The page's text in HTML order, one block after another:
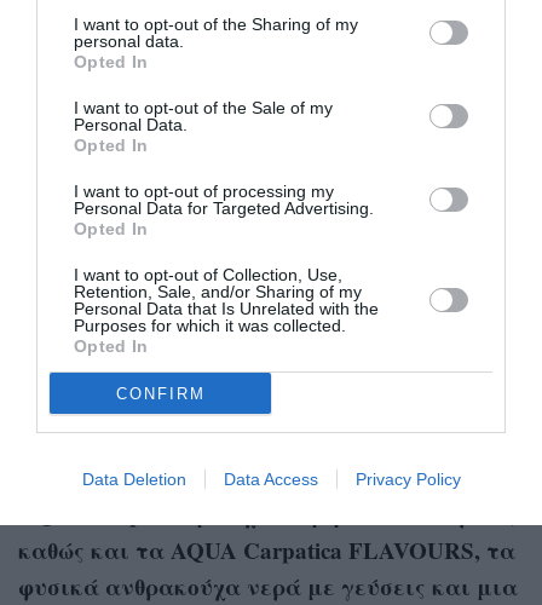
I want to opt-out of the Sharing of my
personal data.
Opted In
I want to opt-out of the Sale of my
Personal Data.
Opted In
I want to opt-out of processing my
Personal Data for Targeted Advertising.
Opted In
I want to opt-out of Collection, Use,
Retention, Sale, and/or Sharing of my
Personal Data that Is Unrelated with the
Purposes for which it was collected.
Opted In
CONFIRM
Data Deletion Data Access Privacy Policy
AQUA Carpatica παραδοσιακά στηρίζει
δράσεις που προάγουν το wellness
αφορούν τη σωματική ευεξία, είτε την ψυχική
υγεία. Στο ίδιο μήκος κύματος, το AQUA
Carpatica έγινε σύμμαχος του Wefor στην
υλοποίηση της σπουδαίας αυτής εκδήλωσης. Οι
παρευρισκόμενοι είχαν την ευκαιρία να
απολαύσουν το φυσικό μεταλλικό νερό
καθώς και τα AQUA Carpatica FLAVOURS, τα
φυσικά ανθρακούχα νερά με γεύσεις και μια